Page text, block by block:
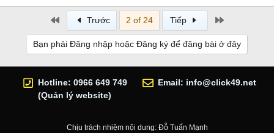
Trước 2 of 24 Tiếp
Bạn phải Đăng nhập hoặc Đăng ký để đăng bài ở đây
Hotline: 0966 649 749
(Quản lý website)
Email: info@click49.net
Chịu trách nhiệm nội dung: Đỗ Tuấn Mạnh